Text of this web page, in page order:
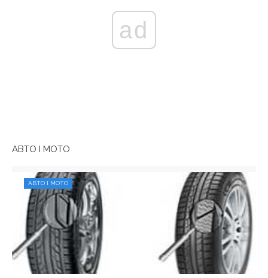
ad
АВТО І МОТО
АВТО І МОТО